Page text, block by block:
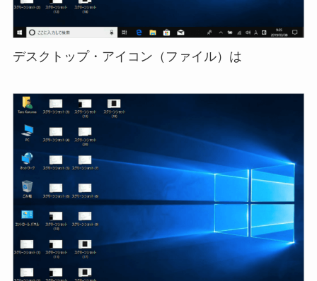
デスクトップ・アイコン（ファイル）は